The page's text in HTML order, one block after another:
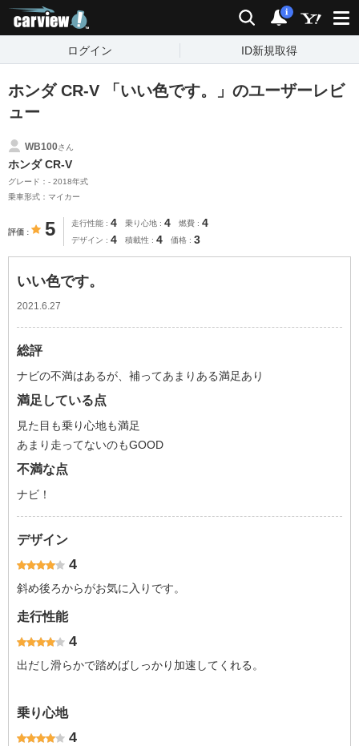
検索 通知
i
ログイン ID新規取得
ホンダ CR-V 「いい色です。」のユーザーレビ
ュー
WB100さん
ホンダ CR-V
グレード：- 2018年式
乗車形式：マイカー
評価 5 走行性能 4 乗り心地 4 燃費 4
デザイン 4 積載性 4 価格 3
いい色です。
2021.6.27
総評
ナビの不満はあるが、補ってあまりある満足あり
満足している点
見た目も乗り心地も満足
あまり走ってないのもGOOD
不満な点
ナビ！
デザイン
4
斜め後ろからがお気に入りです。
走行性能
4
出だし滑らかで踏めばしっかり加速してくれる。
乗り心地
4